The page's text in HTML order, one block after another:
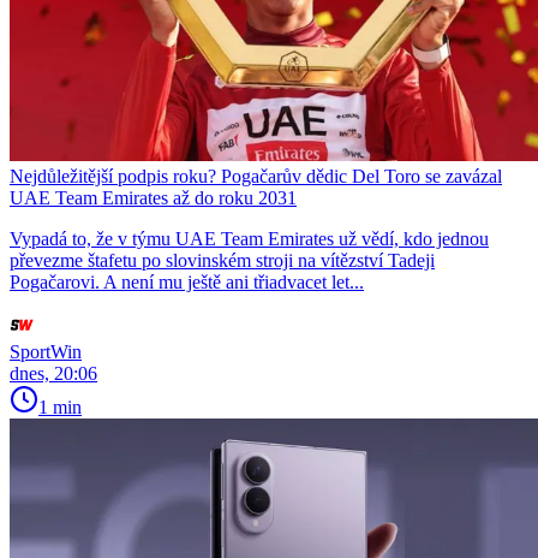
Nejdůležitější podpis roku? Pogačarův dědic Del Toro se zavázal
UAE Team Emirates až do roku 2031
Vypadá to, že v týmu UAE Team Emirates už vědí, kdo jednou
převezme štafetu po slovinském stroji na vítězství Tadeji
Pogačarovi. A není mu ještě ani třiadvacet let...
SportWin
dnes, 20:06
1 min